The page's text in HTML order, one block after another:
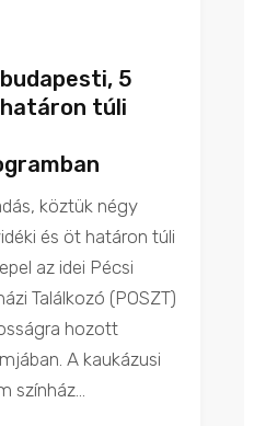
5
túli
köztük négy
és öt határon túli
az idei Pécsi
Találkozó (POSZT)
hozott
A kaukázusi
színház...